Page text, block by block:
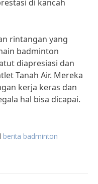
di kancah
rintangan yang
badminton
diapresiasi dan
Tanah Air. Mereka
kerja keras dan
hal bisa dicapai.
berita badminton